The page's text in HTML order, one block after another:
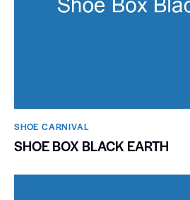
SHOE CARNIVAL​
SHOE BOX BLACK EARTH